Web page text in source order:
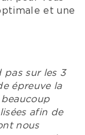
et une
pas sur les 3
épreuve la
afin de
nous